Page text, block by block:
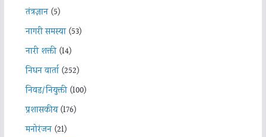
तंत्रज्ञान(5)
नागरी समस्या(53)
नारी शक्ती(14)
निधन वार्ता(252)
निवड/नियुक्ती(100)
प्रशासकीय(176)
मनोरंजन(21)